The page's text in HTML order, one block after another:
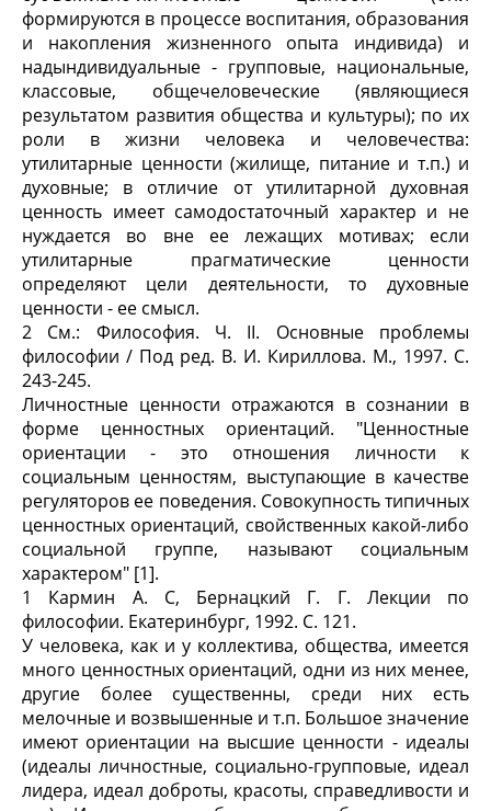
формируются в процессе воспитания, образования
и накопления жизненного опыта индивида) и
надындивидуальные - групповые, национальные,
классовые, общечеловеческие (являющиеся
результатом развития общества и культуры); по их
роли в жизни человека и человечества:
утилитарные ценности (жилище, питание и т.п.) и
духовные; в отличие от утилитарной духовная
ценность имеет самодостаточный характер и не
нуждается во вне ее лежащих мотивах; если
утилитарные прагматические ценности
определяют цели деятельности, то духовные
ценности - ее смысл.
2 См.: Философия. Ч. II. Основные проблемы
философии / Под ред. В. И. Кириллова. М., 1997. С.
243-245.
Личностные ценности отражаются в сознании в
форме ценностных ориентаций. "Ценностные
ориентации - это отношения личности к
социальным ценностям, выступающие в качестве
регуляторов ее поведения. Совокупность типичных
ценностных ориентаций, свойственных какой-либо
социальной группе, называют социальным
характером" [1].
1 Кармин А. С, Бернацкий Г. Г. Лекции по
философии. Екатеринбург, 1992. С. 121.
У человека, как и у коллектива, общества, имеется
много ценностных ориентаций, одни из них менее,
другие более существенны, среди них есть
мелочные и возвышенные и т.п. Большое значение
имеют ориентации на высшие ценности - идеалы
(идеалы личностные, социально-групповые, идеал
лидера, идеал доброты, красоты, справедливости и